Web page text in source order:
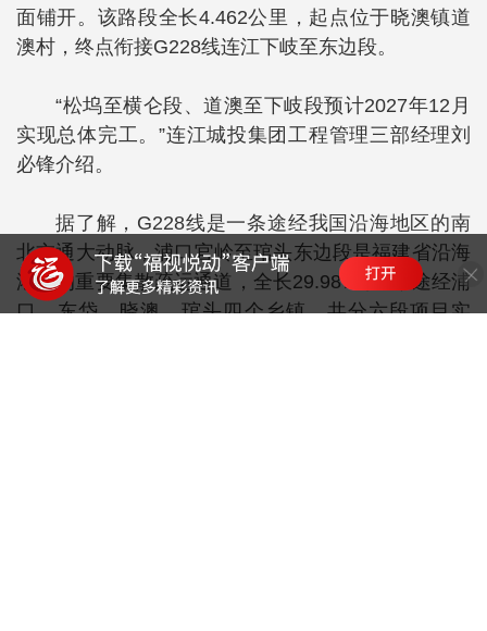
面铺开。该路段全长4.462公里，起点位于晓澳镇道
澳村，终点衔接G228线连江下岐至东边段。
“松坞至横仑段、道澳至下岐段预计2027年12月
实现总体完工。”连江城投集团工程管理三部经理刘
必锋介绍。
据了解，G228线是一条途经我国沿海地区的南
北交通大动脉，浦口官岭至琯头东边段是福建省沿海
港口的重要集散疏运通道，全长29.987公里，途经浦
口、东岱、晓澳、琯头四个乡镇，共分六段项目实